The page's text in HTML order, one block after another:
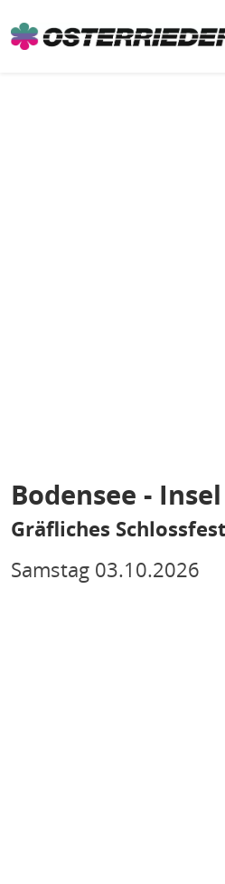
Bodensee -
Gräfliches Schlossfest
Samstag 03.10.2026